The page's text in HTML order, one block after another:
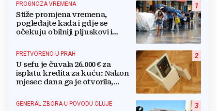
1
PROGNOZA VREMENA
Stiže promjena vremena,
pogledajte kada i gdje se
očekuju obilniji pljuskovi i
2
PRETVORENO U PRAH
U sefu je čuvala 26.000 € za
isplatu kredita za kuću: Nakon
mjesec dana ga je otvorila,
3
GENERAL ZBORA U POVODU OLUJE